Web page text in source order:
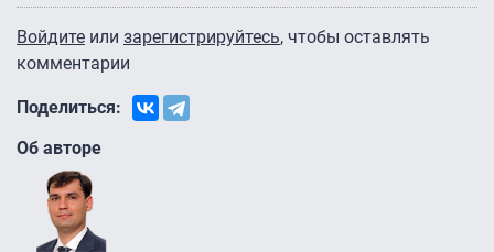
Войдите или зарегистрируйтесь, чтобы оставлять
комментарии
Поделиться:
Об авторе